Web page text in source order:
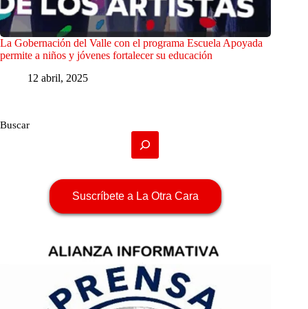
La Gobernación del Valle con el programa Escuela Apoyada
permite a niños y jóvenes fortalecer su educación
12 abril, 2025
Buscar
Suscríbete a La Otra Cara